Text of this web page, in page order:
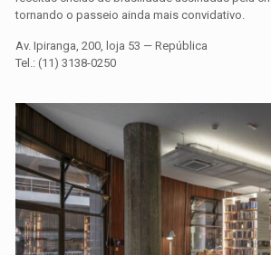
tornando o passeio ainda mais convidativo.
Av. Ipiranga, 200, loja 53 — República
Tel.: (11) 3138-0250